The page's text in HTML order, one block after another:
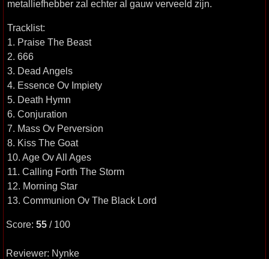
metalliefhebber zal echter al gauw verveeld zijn.
Tracklist:
1. Praise The Beast
2. 666
3. Dead Angels
4. Essence Ov Impiety
5. Death Hymn
6. Conjuration
7. Mass Ov Perversion
8. Kiss The Goat
10. Age Ov All Ages
11. Calling Forth The Storm
12. Morning Star
13. Communion Ov The Black Lord
Score: 55 / 100
Reviewer: Nynke